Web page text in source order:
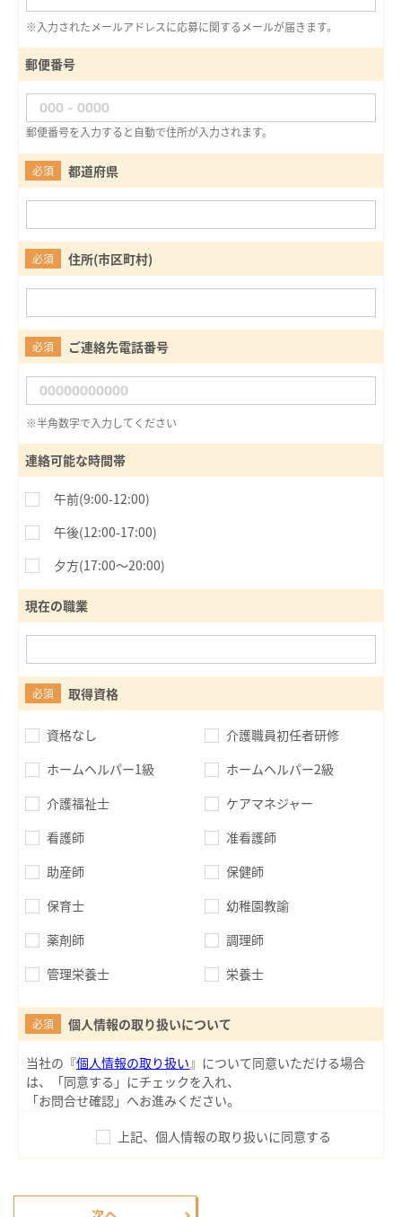
※入力されたメールアドレスに応募に関するメールが届きます。
郵便番号
郵便番号を入力すると自動で住所が入力されます。
必須 都道府県
必須 住所(市区町村)
必須 ご連絡先電話番号
※半角数字で入力してください
連絡可能な時間帯
午前(9:00-12:00)
午後(12:00-17:00)
夕方(17:00〜20:00)
現在の職業
必須 取得資格
資格なし
介護職員初任者研修
ホームヘルパー1級
ホームヘルパー2級
介護福祉士
ケアマネジャー
看護師
准看護師
助産師
保健師
保育士
幼稚園教諭
薬剤師
調理師
管理栄養士
栄養士
必須 個人情報の取り扱いについて
当社の『個人情報の取り扱い』について同意いただける場合
は、「同意する」にチェックを入れ、
「お問合せ確認」へお進みください。
上記、個人情報の取り扱いに同意する